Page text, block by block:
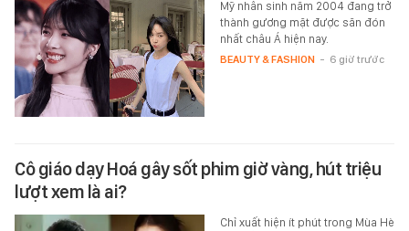
Mỹ nhân sinh năm 2004 đang trở
thành gương mặt được săn đón
nhất châu Á hiện nay.
BEAUTY & FASHION - 6 giờ trước
Cô giáo dạy Hoá gây sốt phim giờ vàng, hút triệu
lượt xem là ai?
Chỉ xuất hiện ít phút trong Mùa Hè